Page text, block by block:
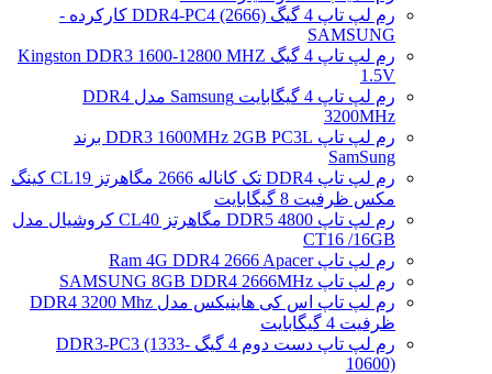
رم لپ تاپ 4 گیگ DDR4-PC4 (2666) کارکرده -
SAMSUNG
رم لپ تاپ 4 گیگ Kingston DDR3 1600-12800 MHZ
1.5V
رم لپ تاپ 4 گیگابایت Samsung مدل DDR4
3200MHz
رم لپ تاپ DDR3 1600MHz 2GB PC3L برند
SamSung
رم لپ تاپ DDR4 تک کاناله 2666 مگاهرتز CL19 کینگ
مکس ظرفیت 8 گیگابایت
رم لپ تاپ DDR5 4800 مگاهرتز CL40 کروشیال مدل
CT16 /16GB
رم لپ تاپ Ram 4G DDR4 2666 Apacer
رم لپ تاپ SAMSUNG 8GB DDR4 2666MHz
رم لپ تاپ اس کی هاینیکس مدل DDR4 3200 Mhz
ظرفیت 4 گیگابایت
رم لپ تاپ دست دوم 4 گیگ DDR3-PC3 (1333-
10600)